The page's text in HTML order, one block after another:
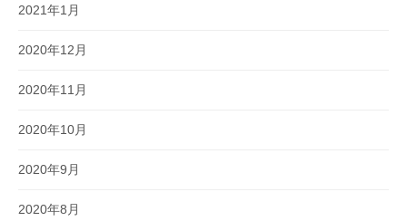
2021年1月
2020年12月
2020年11月
2020年10月
2020年9月
2020年8月